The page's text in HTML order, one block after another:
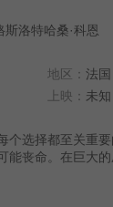
斯洛特哈桑·科恩
地区： 法国
上映： 未知
个选择都至关重
能丧命。在巨大